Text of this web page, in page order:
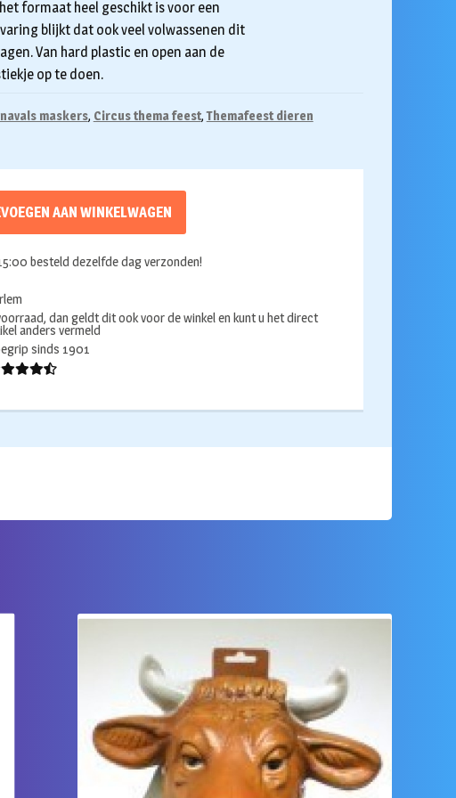
formaat heel geschikt is voor een
blijkt dat ook veel volwassenen dit
Van hard plastic en open aan de
op te doen.
maskers, Circus thema feest,Themafeest dieren
AAN WINKELWAGEN
besteld dezelfde dag verzonden!
dan geldt dit ook voor de winkel en kunt u het direct
anders vermeld
sinds 1901